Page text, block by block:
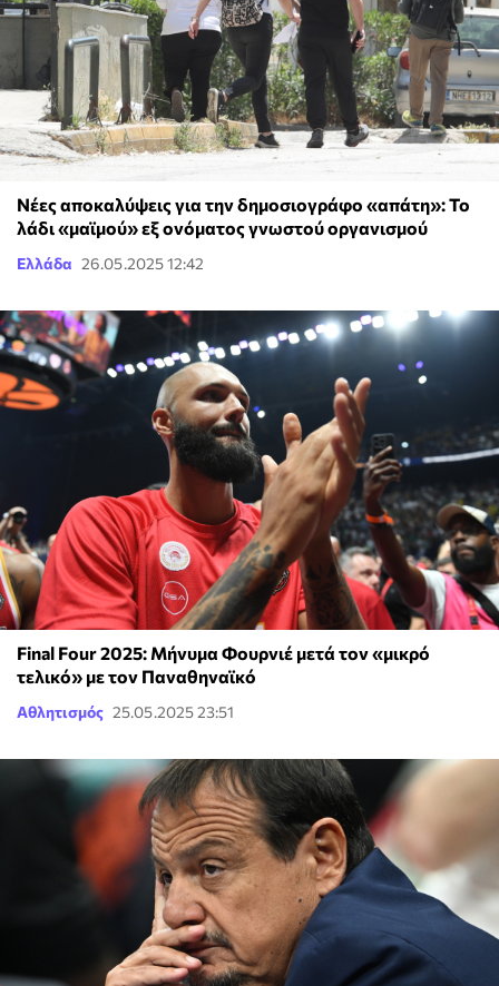
Νέες αποκαλύψεις για την δημοσιογράφο «απάτη»: Το
λάδι «μαϊμού» εξ ονόματος γνωστού οργανισμού
Ελλάδα 26.05.2025 12:42
Final Four 2025: Μήνυμα Φουρνιέ μετά τον «μικρό
τελικό» με τον Παναθηναϊκό
Αθλητισμός 25.05.2025 23:51